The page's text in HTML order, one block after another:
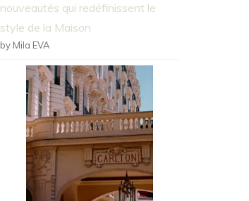
nouveautés qui redéfinissent le
style de la Maison
by Mila EVA